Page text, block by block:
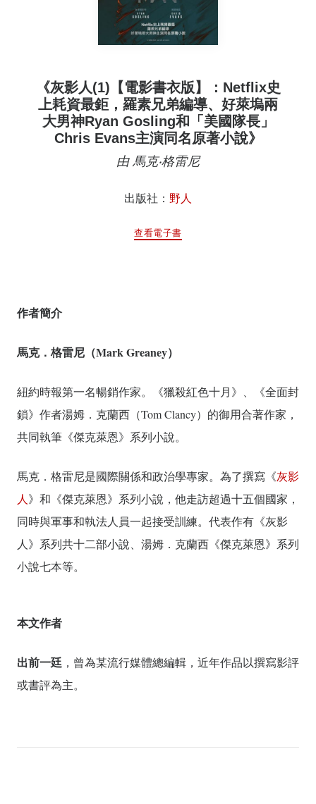
《灰影人(1)【電影書衣版】：Netflix史
上耗資最鉅，羅素兄弟編導、好萊塢兩
大男神Ryan Gosling和「美國隊長」
Chris Evans主演同名原著小說》
由 馬克‧格雷尼
出版社： 野人
查看電子書
作者簡介
馬克．格雷尼（Mark Greaney）
紐約時報第一名暢銷作家。《獵殺紅色十月》、《全面封
鎖》作者湯姆．克蘭西（Tom Clancy）的御用合著作家，
共同執筆《傑克萊恩》系列小說。
馬克．格雷尼是國際關係和政治學專家。為了撰寫《灰影
人 》和《傑克萊恩》系列小說，他走訪超過十五個國家，
同時與軍事和執法人員一起接受訓練。代表作有《灰影
人》系列共十二部小說、湯姆．克蘭西《傑克萊恩》系列
小說七本等。
本文作者
出前一廷 ，曾為某流行媒體總編輯，近年作品以撰寫影評
或書評為主。